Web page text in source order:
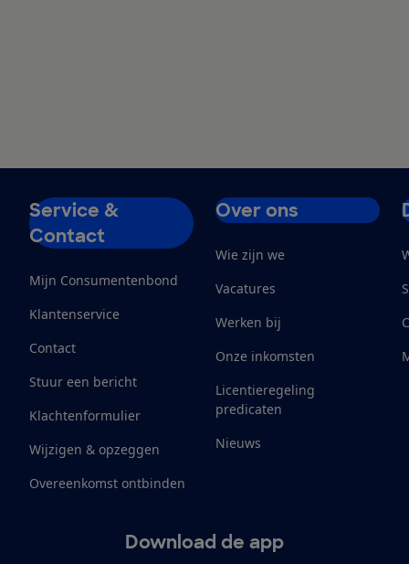
Service &
Contact
Mijn Consumentenbond
Klantenservice
Contact
Stuur een bericht
Klachtenformulier
Wijzigen & opzeggen
Overeenkomst ontbinden
Over ons
Wie zijn we
Vacatures
Werken bij
Onze inkomsten
Licentieregeling
predicaten
Nieuws
Download de app